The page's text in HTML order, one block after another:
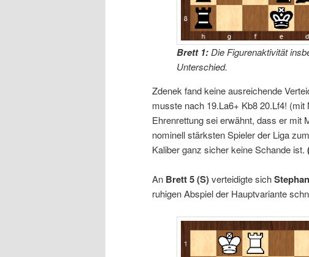
Brett 1: Die Figurenaktivität
Unterschied.
Zdenek fand keine ausreichende
musste nach 19.La6+ Kb8 20.Lf4!
Ehrenrettung sei erwähnt, dass er mit
nominell stärksten Spieler der Liga
Kaliber ganz sicher keine Schande ist.
An Brett 5(S)verteidigte sich
ruhigen Abspiel der Hauptvariante